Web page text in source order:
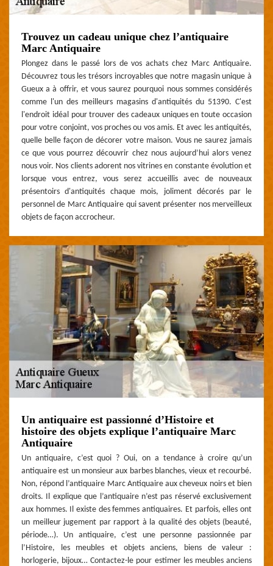
Trouvez un cadeau unique chez l’antiquaire
Marc Antiquaire
Plongez dans le passé lors de vos achats chez Marc Antiquaire.
Découvrez tous les trésors incroyables que notre magasin unique à
Gueux a à offrir, et vous saurez pourquoi nous sommes considérés
comme l'un des meilleurs magasins d'antiquités du 51390. C'est
l'endroit idéal pour trouver des cadeaux uniques en toute occasion
pour votre conjoint, vos proches ou vos amis. Et avec les antiquités,
quelle belle façon de décorer votre maison. Vous ne saurez jamais
ce que vous pourrez découvrir chez nous aujourd’hui alors venez
nous voir. Nos clients adorent nos vitrines en constante évolution et
lorsque vous entrez, vous serez accueillis avec de nouveaux
présentoirs d'antiquités chaque mois, joliment décorés par le
personnel de Marc Antiquaire qui savent présenter nos merveilleux
objets de façon accrocheur.
Un antiquaire est passionné d’Histoire et
histoire des objets explique l’antiquaire Marc
Antiquaire
Un antiquaire, c’est quoi ? Oui, on a tendance à croire qu’un
antiquaire est un monsieur aux barbes blanches, vieux et recourbé.
Non, répond l’antiquaire Marc Antiquaire aux cheveux noirs et bien
droits. Il explique que l’antiquaire n’est pas réservé exclusivement
aux hommes. Il existe des femmes antiquaires. Et parfois, elles ont
un meilleur jugement par rapport à la qualité des objets (beauté,
période…). Un antiquaire, c’est une personne passionnée par
l’Histoire, les meubles et objets anciens, biens de valeur :
horlogerie, bijoux… Contactez-le pour estimer les meubles anciens